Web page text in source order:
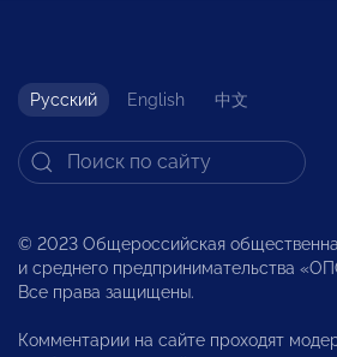
Русский English 中文
© 2023 Общероссийская
и среднего предпринимательства
Все права защищены.
Комментарии на сайте проходят